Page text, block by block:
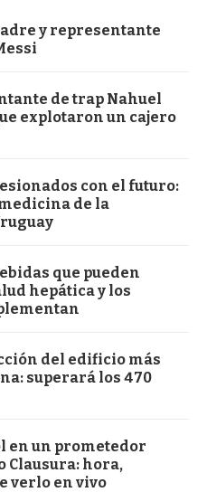
y representante
de trap Nahuel
explotaron un cajero
con el futuro:
de la
que pueden
hepática y los
del edificio más
superará los 470
en un prometedor
Clausura: hora,
verlo en vivo